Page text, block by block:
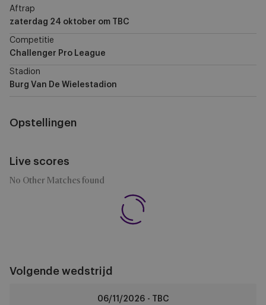
Aftrap
zaterdag 24 oktober om TBC
Competitie
Challenger Pro League
Stadion
Burg Van De Wielestadion
Opstellingen
Live scores
No Other Matches found
Volgende wedstrijd
06/11/2026 - TBC